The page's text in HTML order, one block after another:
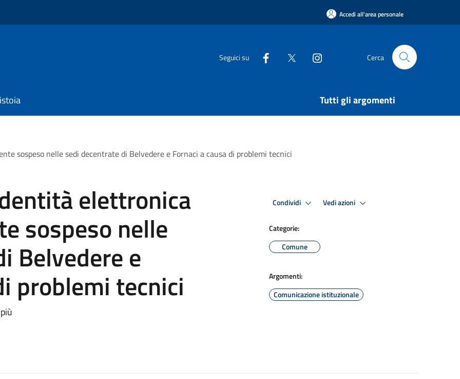
Accedi all'area personale
Seguici su Cerca
Tutti gli argomenti
sospeso nelle sedi decentrate di Belvedere e Fornaci a causa di problemi tecnici
elettronica
sospeso nelle
Belvedere e
problemi tecnici
Condividi Vedi azioni
Categorie:
Comune
Argomenti:
Comunicazione istituzionale